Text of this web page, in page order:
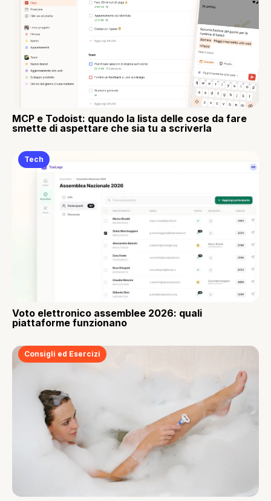
MCP e Todoist: quando la lista delle cose da fare
smette di aspettare che sia tu a scriverla
Tech
Voto elettronico assemblee 2026: quali
piattaforme funzionano
Consigli ed Esercizi